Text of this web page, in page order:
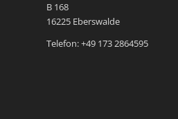
B 168
16225 Eberswalde
Telefon: +49 173 2864595